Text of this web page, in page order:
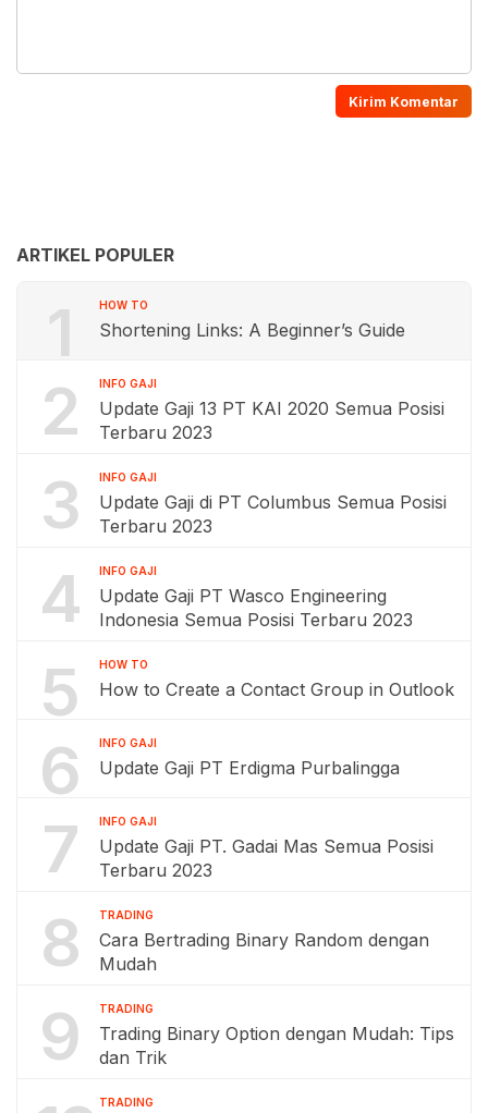
ARTIKEL POPULER
1 HOW TO
Shortening Links: A Beginner’s Guide
2 INFO GAJI
Update Gaji 13 PT KAI 2020 Semua Posisi
Terbaru 2023
3 INFO GAJI
Update Gaji di PT Columbus Semua Posisi
Terbaru 2023
4 INFO GAJI
Update Gaji PT Wasco Engineering
Indonesia Semua Posisi Terbaru 2023
5 HOW TO
How to Create a Contact Group in Outlook
6 INFO GAJI
Update Gaji PT Erdigma Purbalingga
7 INFO GAJI
Update Gaji PT. Gadai Mas Semua Posisi
Terbaru 2023
8 TRADING
Cara Bertrading Binary Random dengan
Mudah
9 TRADING
Trading Binary Option dengan Mudah: Tips
dan Trik
TRADING